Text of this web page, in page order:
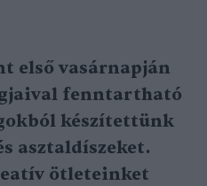
első vasárnapján
fenntartható
készítettünk
asztaldíszeket.
ötleteinket